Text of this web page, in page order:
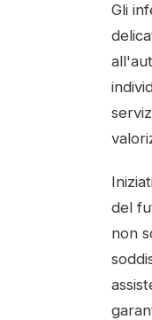
Gli
del
non